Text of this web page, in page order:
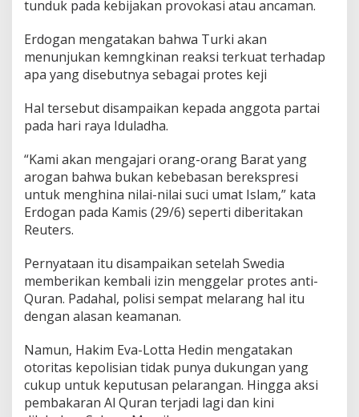
tunduk pada kebijakan provokasi atau ancaman.
Erdogan mengatakan bahwa Turki akan
menunjukan kemngkinan reaksi terkuat terhadap
apa yang disebutnya sebagai protes keji
Hal tersebut disampaikan kepada anggota partai
pada hari raya Iduladha.
“Kami akan mengajari orang-orang Barat yang
arogan bahwa bukan kebebasan berekspresi
untuk menghina nilai-nilai suci umat Islam,” kata
Erdogan pada Kamis (29/6) seperti diberitakan
Reuters.
Pernyataan itu disampaikan setelah Swedia
memberikan kembali izin menggelar protes anti-
Quran. Padahal, polisi sempat melarang hal itu
dengan alasan keamanan.
Namun, Hakim Eva-Lotta Hedin mengatakan
otoritas kepolisian tidak punya dukungan yang
cukup untuk keputusan pelarangan. Hingga aksi
pembakaran Al Quran terjadi lagi dan kini